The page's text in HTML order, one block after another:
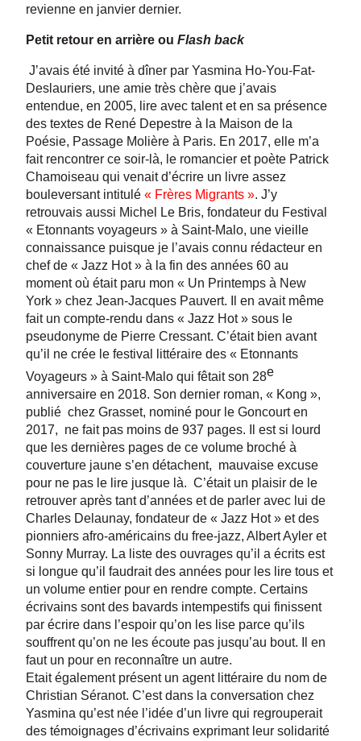
revienne en janvier dernier.
Petit retour en arrière ou Flash back
J’avais été invité à dîner par Yasmina Ho-You-Fat-
Deslauriers, une amie très chère que j’avais
entendue, en 2005, lire avec talent et en sa présence
des textes de René Depestre à la Maison de la
Poésie, Passage Molière à Paris. En 2017, elle m’a
fait rencontrer ce soir-là, le romancier et poète Patrick
Chamoiseau qui venait d’écrire un livre assez
bouleversant intitulé « Frères Migrants ». J’y
retrouvais aussi Michel Le Bris, fondateur du Festival
« Etonnants voyageurs » à Saint-Malo, une vieille
connaissance puisque je l’avais connu rédacteur en
chef de « Jazz Hot » à la fin des années 60 au
moment où était paru mon « Un Printemps à New
York » chez Jean-Jacques Pauvert. Il en avait même
fait un compte-rendu dans « Jazz Hot » sous le
pseudonyme de Pierre Cressant. C’était bien avant
qu’il ne crée le festival littéraire des « Etonnants
Voyageurs » à Saint-Malo qui fêtait son 28e
anniversaire en 2018. Son dernier roman, « Kong »,
publié chez Grasset, nominé pour le Goncourt en
2017, ne fait pas moins de 937 pages. Il est si lourd
que les dernières pages de ce volume broché à
couverture jaune s’en détachent, mauvaise excuse
pour ne pas le lire jusque là. C’était un plaisir de le
retrouver après tant d’années et de parler avec lui de
Charles Delaunay, fondateur de « Jazz Hot » et des
pionniers afro-américains du free-jazz, Albert Ayler et
Sonny Murray. La liste des ouvrages qu’il a écrits est
si longue qu’il faudrait des années pour les lire tous et
un volume entier pour en rendre compte. Certains
écrivains sont des bavards intempestifs qui finissent
par écrire dans l’espoir qu’on les lise parce qu’ils
souffrent qu’on ne les écoute pas jusqu’au bout. Il en
faut un pour en reconnaître un autre.
Etait également présent un agent littéraire du nom de
Christian Séranot. C’est dans la conversation chez
Yasmina qu’est née l’idée d’un livre qui regrouperait
des témoignages d’écrivains exprimant leur solidarité